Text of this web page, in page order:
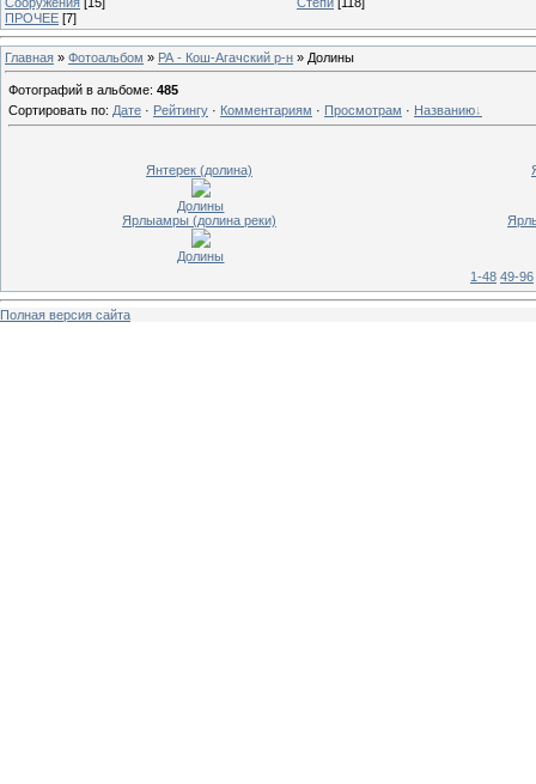
ПРОЧЕЕ [7]
Главная » Фотоальбом » РА - Кош-Агачский р-н » Долины
Фотографий в альбоме: 485
Сортировать по: Дате · Рейтингу · Комментариям · Просмотрам · Названию
Янтерек (долина)
Долины
Ярлыамры (долина реки)
Долины
1-48 49-96
Полная версия сайта